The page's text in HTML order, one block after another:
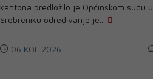
kantona predložilo je Općinskom sudu u
Srebreniku određivanje je...
06 KOL 2026